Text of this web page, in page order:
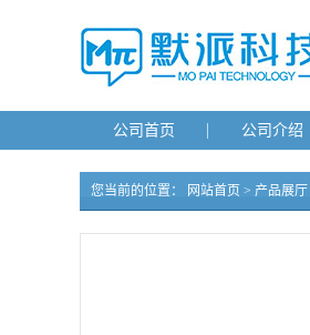
公司首页 公司介绍
您当前的位置： 网站首页 > 产品展厅